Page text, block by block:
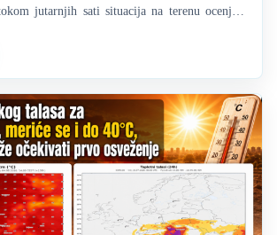
jutarnjih sati situacija na terenu ocenjena
velikog broja žarišta, suve vegetacije i…